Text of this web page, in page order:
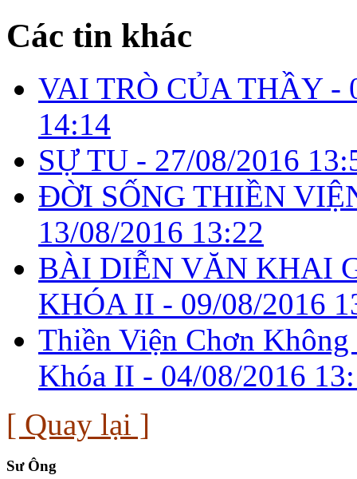
Các tin khác
VAI TRÒ CỦA THẦY -
14:14
SỰ TU - 27/08/2016
ĐỜI SỐNG THIỀN
13/08/2016 13:22
BÀI DIỄN VĂN KHAI
KHÓA II - 09/08/2016
Thiền Viện Chơn
Khóa II - 04/08/2016
[ Quay lại ]
Sư Ông